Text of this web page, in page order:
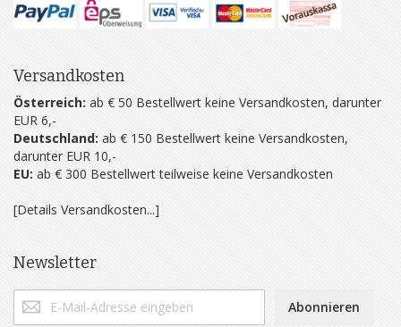
Versandkosten
Österreich: ab € 50 Bestellwert keine Versandkosten, darunter
EUR 6,-
Deutschland: ab € 150 Bestellwert keine Versandkosten,
darunter EUR 10,-
EU: ab € 300 Bestellwert teilweise keine Versandkosten
[Details Versandkosten...]
Newsletter
Abonnieren